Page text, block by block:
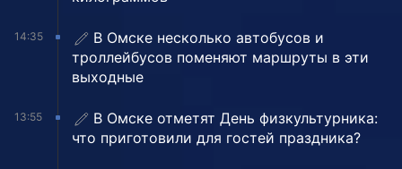
14:35
В Омске несколько автобусов и
троллейбусов поменяют маршруты в эти
выходные
13:55
В Омске отметят День физкультурника:
что приготовили для гостей праздника?